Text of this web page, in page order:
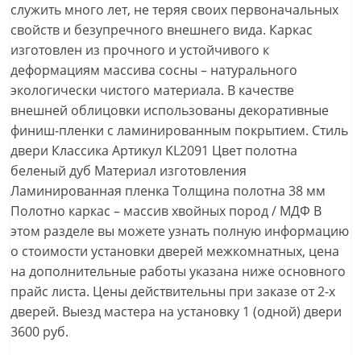
служить много лет, не теряя своих первоначальных
свойств и безупречного внешнего вида. Каркас
изготовлен из прочного и устойчивого к
деформациям массива сосны – натурального
экологически чистого материала. В качестве
внешней облицовки использованы декоративные
финиш-пленки с ламинированным покрытием. Стиль
двери Классика Артикул KL2091 Цвет полотна
беленый дуб Материал изготовления
Ламинированная пленка Толщина полотна 38 мм
Полотно каркас – массив хвойных пород / МДФ В
этом разделе вы можете узнать полную информацию
о стоимости установки дверей межкомнатных, цена
на дополнительные работы указана ниже основного
прайс листа. Цены действительны при заказе от 2-х
дверей. Выезд мастера на установку 1 (одной) двери
3600 руб.